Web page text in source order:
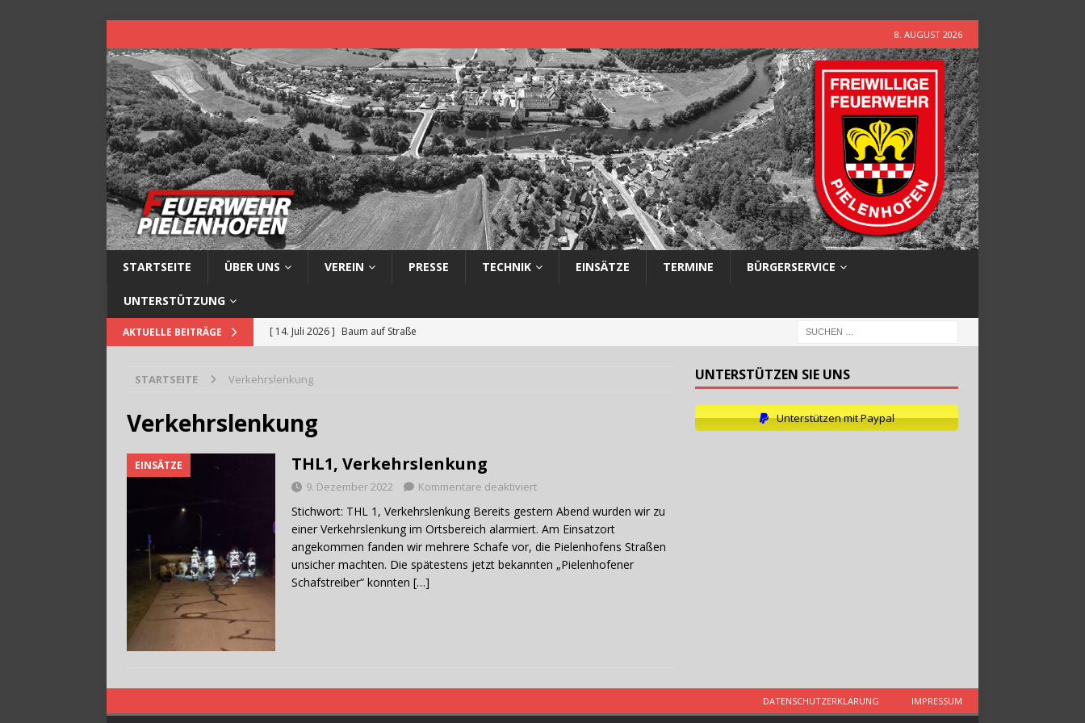
8. AUGUST 2026
STARTSEITE ÜBER UNS VEREIN PRESSE TECHNIK EINSÄTZE TERMINE BÜRGERSERVICE
UNTERSTÜTZUNG
AKTUELLE BEITRÄGE [ 14. Juli 2026 ] Baum auf Straße
[ 28. Juli 2026 ]
STARTSEITE Verkehrslenkung
Verkehrslenkung
EINSÄTZE THL1, Verkehrslenkung
9. Dezember 2022 Kommentare deaktiviert
Stichwort: THL 1, Verkehrslenkung Bereits gestern Abend wurden wir zu
einer Verkehrslenkung im Ortsbereich alarmiert. Am Einsatzort
angekommen fanden wir mehrere Schafe vor, die Pielenhofens Straßen
unsicher machten. Die spätestens jetzt bekannten „Pielenhofener
Schafstreiber“ konnten […]
UNTERSTÜTZEN SIE UNS
Unterstützen mit Paypal
DATENSCHUTZERKLÄRUNG IMPRESSUM